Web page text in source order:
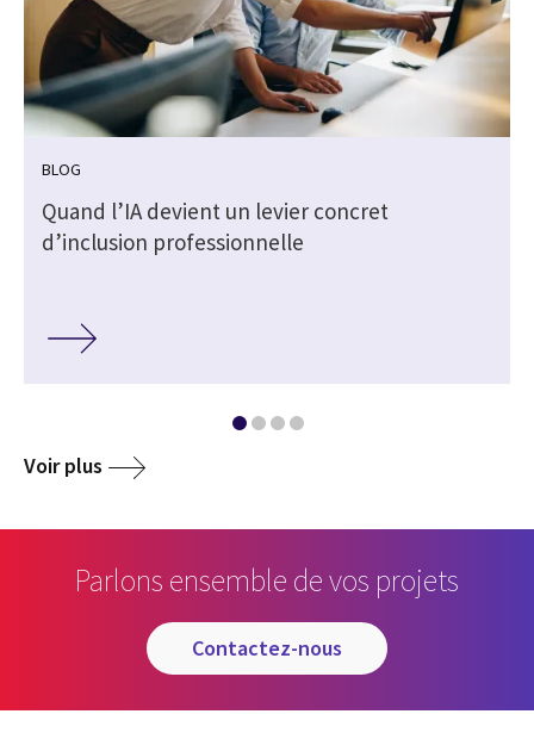
BLOG
Quand l’IA devient un levier concret
d’inclusion professionnelle
Voir plus
Parlons ensemble de vos projets
contactez-nous